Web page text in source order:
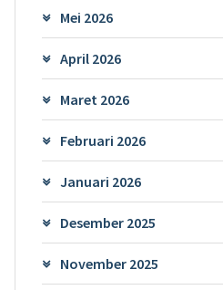
Mei 2026
April 2026
Maret 2026
Februari 2026
Januari 2026
Desember 2025
November 2025